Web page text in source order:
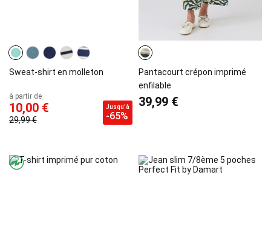
Sweat-shirt en molleton
à partir de
10,00 €
29,99 €
Jusqu'à
-65%
Pantacourt crépon imprimé
enfilable
39,99 €